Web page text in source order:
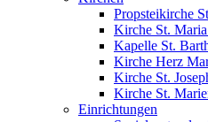
Propsteikirche
Kirche St.
Kapelle St.
Kirche Herz
Kirche St.
Kirche St.
Einrichtungen